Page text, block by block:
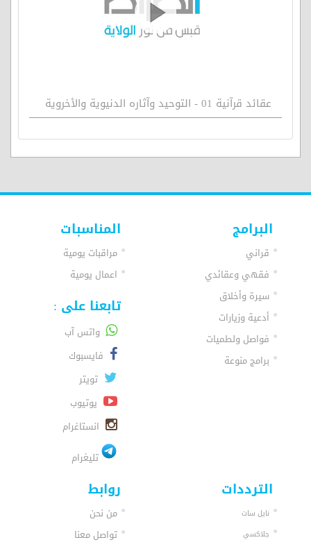
عقائد قرآنية 01 - التوحيد وآثاره الدنيوية والأخروية
البرامج
قراني
فقهي وعقائدي
سيرة وأخلاق
أدعية وزيارات
فواصل ولطميات
برامج منوعة
المناسبات
مراقبات يومية
اعمال يومية
تابعنا على :
واتس آب
فايسبوك
تويتر
يوتيوب
انستاغرام
تليغرام
الترددات
نايل سات
جلاكسي
روابط
من نحن
تواصل معنا